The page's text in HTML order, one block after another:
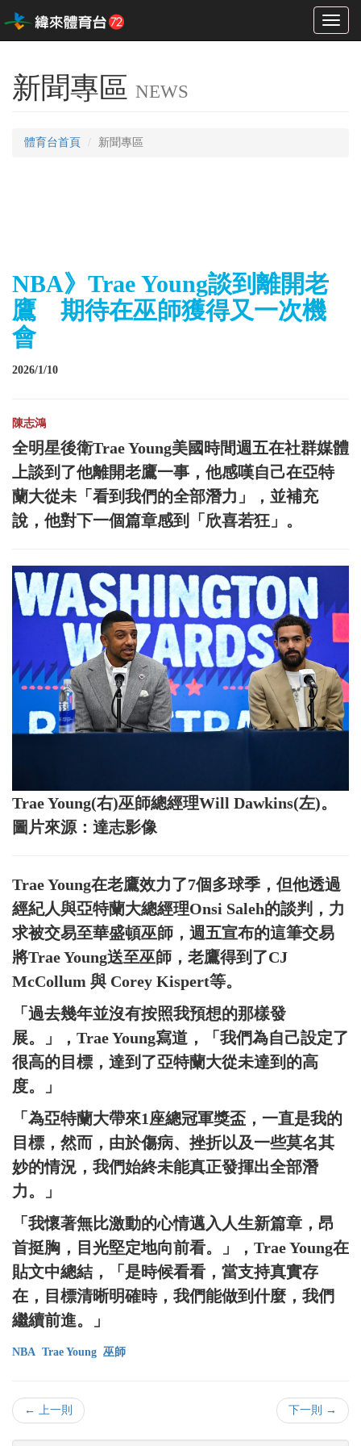
Toggle
新聞專區 NEWS
體育台首頁 新聞專區
NBA》Trae Young談到離開老
鷹 期待在巫師獲得又一次機
會
2026/1/10
陳志鴻
全明星後衛Trae Young美國時間週五在社群媒體
上談到了他離開老鷹一事，他感嘆自己在亞特
蘭大從未「看到我們的全部潛力」，並補充
說，他對下一個篇章感到「欣喜若狂」。
Trae Young(右)巫師總經理Will Dawkins(左)。
圖片來源：達志影像
Trae Young在老鷹效力了7個多球季，但他透過
經紀人與亞特蘭大總經理Onsi Saleh的談判，力
求被交易至華盛頓巫師，週五宣布的這筆交易
將Trae Young送至巫師，老鷹得到了CJ
McCollum 與 Corey Kispert等。
「過去幾年並沒有按照我預想的那樣發
展。」，Trae Young寫道，「我們為自己設定了
很高的目標，達到了亞特蘭大從未達到的高
度。」
「為亞特蘭大帶來1座總冠軍獎盃，一直是我的
目標，然而，由於傷病、挫折以及一些莫名其
妙的情況，我們始終未能真正發揮出全部潛
力。」
「我懷著無比激動的心情邁入人生新篇章，昂
首挺胸，目光堅定地向前看。」，Trae Young在
貼文中總結，「是時候看看，當支持真實存
在，目標清晰明確時，我們能做到什麼，我們
繼續前進。」
NBA Trae Young 巫師
← 上一則 下一則 →